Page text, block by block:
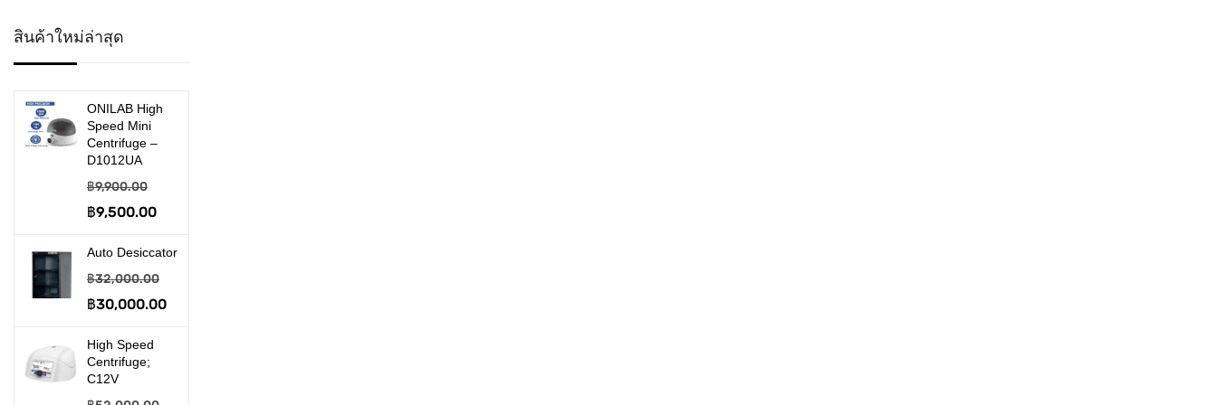
>> Desiccator
>> Disposable Product
>> Embedding System
>> Filtration & Suction
เครื่องรันเจล
>> Hot Plate & Stirrer
สินค้าใหม่ล่าสุด
ONILAB High
Speed Mini
Centrifuge –
D1012UA
฿9,900.00
Original
฿9,500.00Current
Auto Desiccator
฿32,000.00
Original
was:
฿32,000.00.
฿30,000.00Current
High Speed
Centrifuge;
C12V